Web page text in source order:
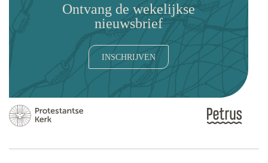
Ontvang de wekelijkse
nieuwsbrief
INSCHRIJVEN